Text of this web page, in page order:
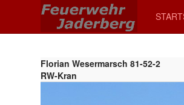
Florian Wesermarsch 81-52-2
RW-Kran